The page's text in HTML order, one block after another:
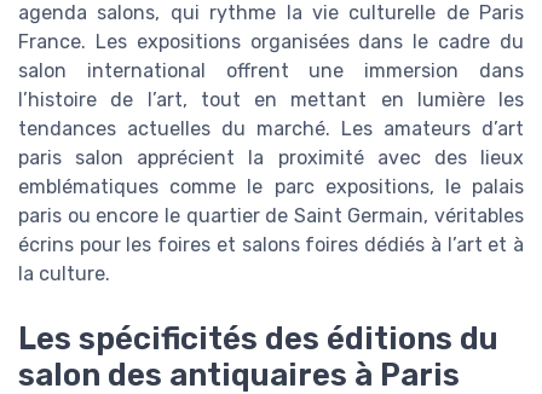
agenda salons, qui rythme la vie culturelle de Paris
France. Les expositions organisées dans le cadre du
salon international offrent une immersion dans
l’histoire de l’art, tout en mettant en lumière les
tendances actuelles du marché. Les amateurs d’art
paris salon apprécient la proximité avec des lieux
emblématiques comme le parc expositions, le palais
paris ou encore le quartier de Saint Germain, véritables
écrins pour les foires et salons foires dédiés à l’art et à
la culture.
Les spécificités des éditions du
salon des antiquaires à Paris